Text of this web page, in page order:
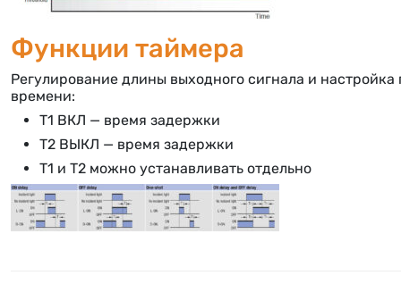
Функции таймера
Регулирование длины выходного сигнала и настройка
времени:
T1 ВКЛ — время задержки
T2 ВЫКЛ — время задержки
T1 и T2 можно устанавливать отдельно